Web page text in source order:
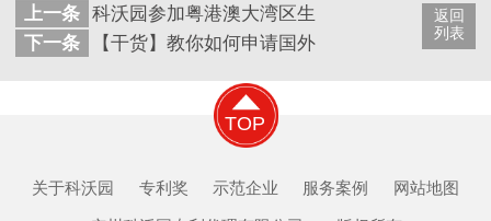
返回
列表
上一条 科沃园参加粤港澳大湾区生物医药产业创新发展
下一条
【干货】教你如何申请国外专利
TOP
关于科沃园 专利奖 示范企业 服务案例 网站地图